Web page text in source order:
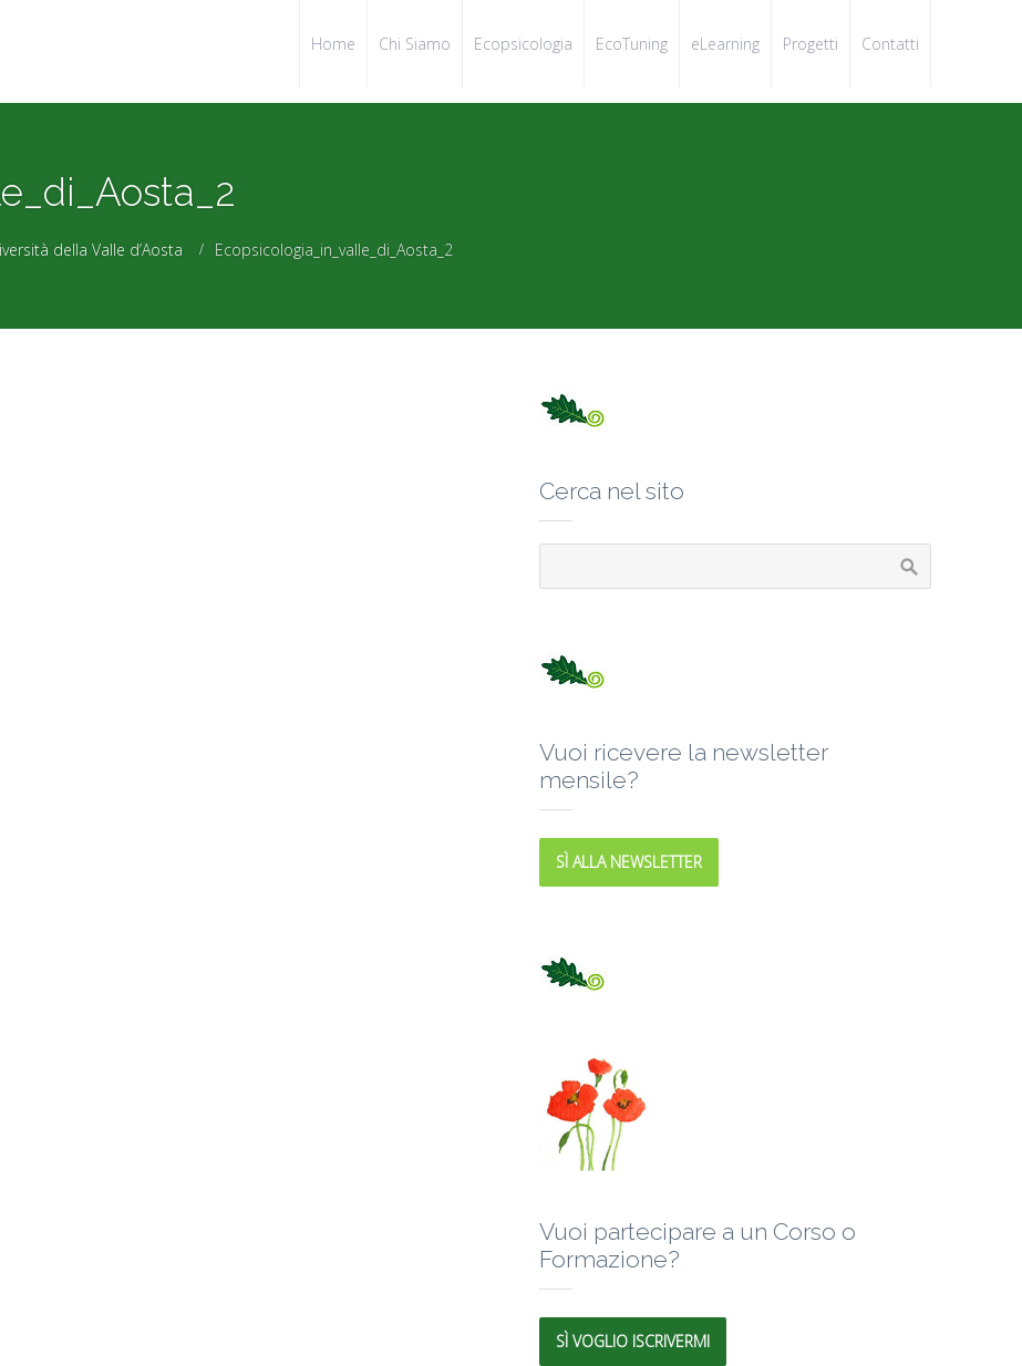
Home Chi Siamo Ecopsicologia EcoTuning eLearning Progetti Contatti
della Valle d’Aosta Ecopsicologia_in_valle_di_Aosta_2
Cerca nel sito
Vuoi ricevere la newsletter
mensile?
SÌ ALLA NEWSLETTER
Vuoi partecipare a un Corso o
Formazione?
SÌ VOGLIO ISCRIVERMI